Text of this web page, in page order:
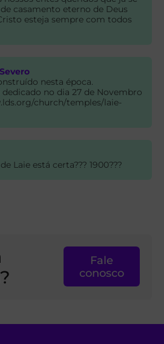
casamento eterno de Deus
esteja sempre com todos
nesta época.
no dia 27 de Novembro
church/temples/laie-
Laie está certa??? 1900???
Fale
conosco